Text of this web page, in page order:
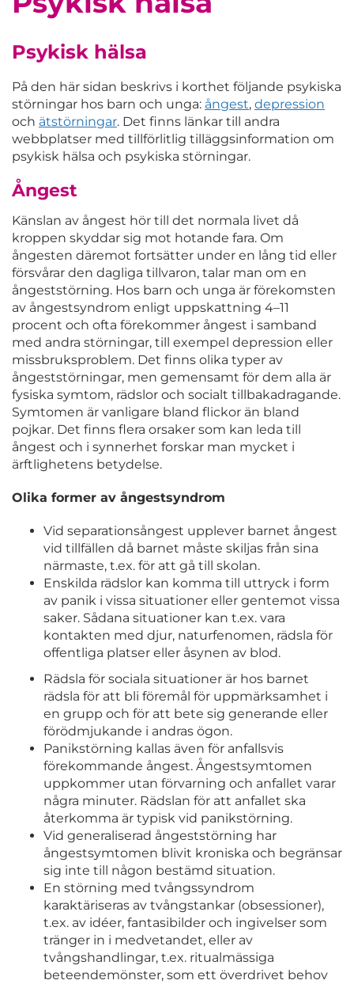
Psykisk hälsa
På den här sidan beskrivs i korthet följande psykiska
störningar hos barn och unga: ångest, depression
och ätstörningar. Det finns länkar till andra
webbplatser med tillförlitlig tilläggsinformation om
psykisk hälsa och psykiska störningar.
Ångest
Känslan av ångest hör till det normala livet då
kroppen skyddar sig mot hotande fara. Om
ångesten däremot fortsätter under en lång tid eller
försvårar den dagliga tillvaron, talar man om en
ångeststörning. Hos barn och unga är förekomsten
av ångestsyndrom enligt uppskattning 4–11
procent och ofta förekommer ångest i samband
med andra störningar, till exempel depression eller
missbruksproblem. Det finns olika typer av
ångeststörningar, men gemensamt för dem alla är
fysiska symtom, rädslor och socialt tillbakadragande.
Symtomen är vanligare bland flickor än bland
pojkar. Det finns flera orsaker som kan leda till
ångest och i synnerhet forskar man mycket i
ärftlighetens betydelse.
Olika former av ångestsyndrom
Vid separationsångest upplever barnet ångest
vid tillfällen då barnet måste skiljas från sina
närmaste, t.ex. för att gå till skolan.
Enskilda rädslor kan komma till uttryck i form
av panik i vissa situationer eller gentemot vissa
saker. Sådana situationer kan t.ex. vara
kontakten med djur, naturfenomen, rädsla för
offentliga platser eller åsynen av blod.
Rädsla för sociala situationer är hos barnet
rädsla för att bli föremål för uppmärksamhet i
en grupp och för att bete sig generande eller
förödmjukande i andras ögon.
Panikstörning kallas även för anfallsvis
förekommande ångest. Ångestsymtomen
uppkommer utan förvarning och anfallet varar
några minuter. Rädslan för att anfallet ska
återkomma är typisk vid panikstörning.
Vid generaliserad ångeststörning har
ångestsymtomen blivit kroniska och begränsar
sig inte till någon bestämd situation.
En störning med tvångssyndrom
karaktäriseras av tvångstankar (obsessioner),
t.ex. av idéer, fantasibilder och ingivelser som
tränger in i medvetandet, eller av
tvångshandlingar, t.ex. ritualmässiga
beteendemönster, som ett överdrivet behov